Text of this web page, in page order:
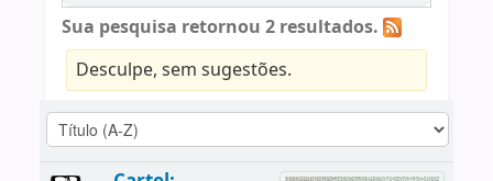
Sua pesquisa retornou 2 resultados.
Desculpe, sem sugestões.